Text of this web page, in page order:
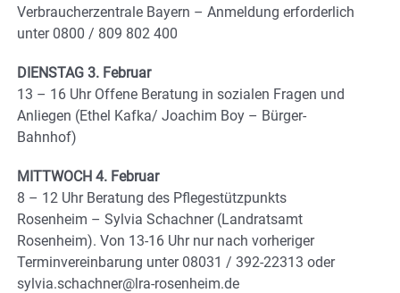
Verbraucherzentrale Bayern – Anmeldung erforderlich
unter 0800 / 809 802 400
DIENSTAG 3. Februar
13 – 16 Uhr Offene Beratung in sozialen Fragen und
Anliegen (Ethel Kafka/ Joachim Boy – Bürger-
Bahnhof)
MITTWOCH 4. Februar
8 – 12 Uhr Beratung des Pflegestützpunkts
Rosenheim – Sylvia Schachner (Landratsamt
Rosenheim). Von 13-16 Uhr nur nach vorheriger
Terminvereinbarung unter 08031 / 392-22313 oder
sylvia.schachner@lra-rosenheim.de